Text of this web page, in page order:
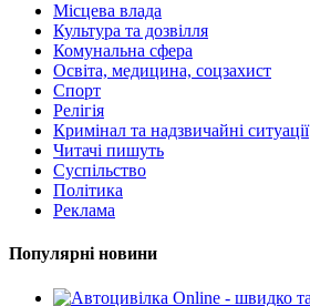
Місцева влада
Культура та дозвілля
Комунальна сфера
Освіта, медицина, соцзахист
Спорт
Релігія
Кримінал та надзвичайні ситуації
Читачі пишуть
Суспільство
Політика
Реклама
Популярні новини